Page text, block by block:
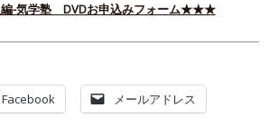
-気学塾 DVDお申込みフォーム★★★
Facebook メールアドレス